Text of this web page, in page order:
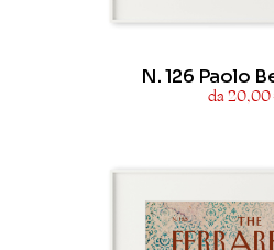
N. 126 Paolo
da